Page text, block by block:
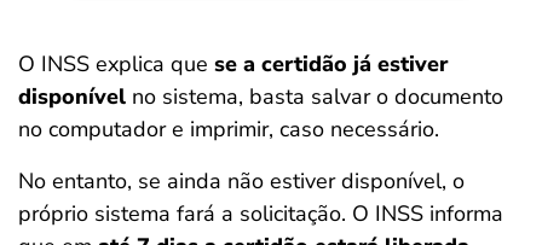
O INSS explica que se a certidão já estiver
disponível no sistema, basta salvar o documento
no computador e imprimir, caso necessário.
No entanto, se ainda não estiver disponível, o
próprio sistema fará a solicitação. O INSS informa